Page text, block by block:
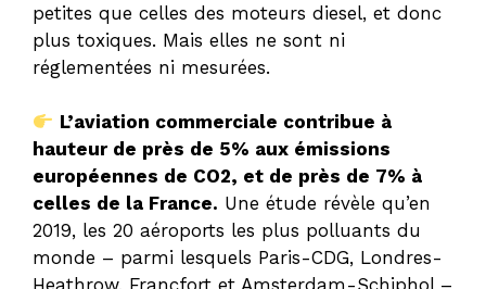
petites que celles des moteurs diesel, et donc
plus toxiques. Mais elles ne sont ni
réglementées ni mesurées.
L’aviation commerciale contribue à
hauteur de près de 5% aux émissions
européennes de CO2, et de près de 7% à
celles de la France. Une étude révèle qu’en
2019, les 20 aéroports les plus polluants du
monde – parmi lesquels Paris-CDG, Londres-